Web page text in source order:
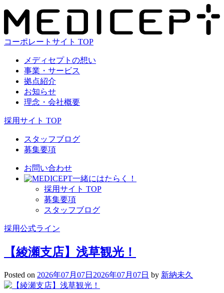
コーポレートサイト TOP
メディセプトの想い
事業・サービス
拠点紹介
お知らせ
理念・会社概要
採用サイト TOP
スタッフブログ
募集要項
お問い合わせ
⼀緒にはたらく！
採⽤サイト TOP
募集要項
スタッフブログ
採用公式ライン
【綾瀬支店】浅草観光！
Posted on 2026年07月07日 2026年07月07日 by 新納未久